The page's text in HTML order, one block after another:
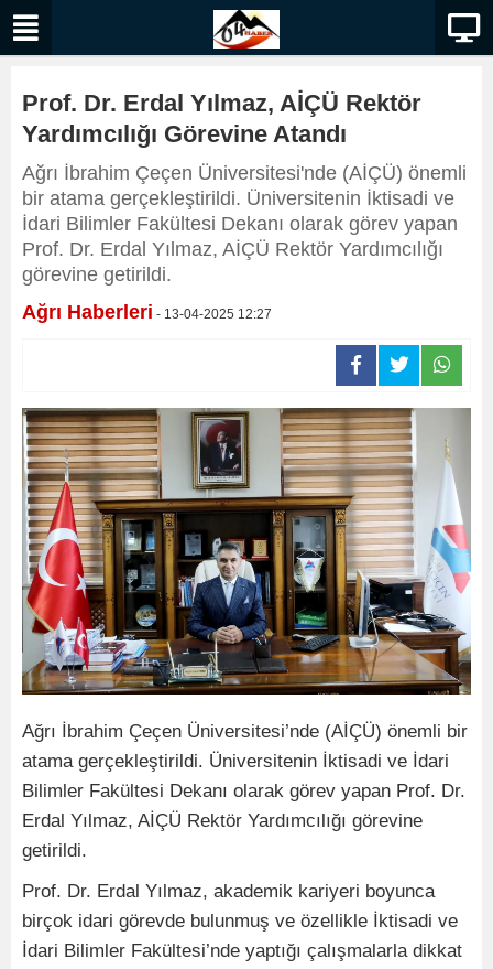
Prof. Dr. Erdal Yılmaz, AİÇÜ Rektör
Yardımcılığı Görevine Atandı
Ağrı İbrahim Çeçen Üniversitesi'nde (AİÇÜ) önemli
bir atama gerçekleştirildi. Üniversitenin İktisadi ve
İdari Bilimler Fakültesi Dekanı olarak görev yapan
Prof. Dr. Erdal Yılmaz, AİÇÜ Rektör Yardımcılığı
görevine getirildi.
Ağrı Haberleri - 13-04-2025 12:27
Ağrı İbrahim Çeçen Üniversitesi’nde (AİÇÜ) önemli bir
atama gerçekleştirildi. Üniversitenin İktisadi ve İdari
Bilimler Fakültesi Dekanı olarak görev yapan Prof. Dr.
Erdal Yılmaz, AİÇÜ Rektör Yardımcılığı görevine
getirildi.
Prof. Dr. Erdal Yılmaz, akademik kariyeri boyunca
birçok idari görevde bulunmuş ve özellikle İktisadi ve
İdari Bilimler Fakültesi’nde yaptığı çalışmalarla dikkat